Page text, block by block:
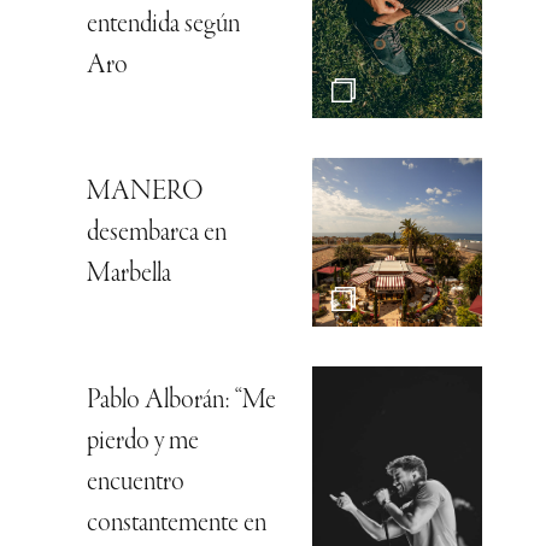
entendida según
Aro
MANERO
desembarca en
Marbella
Pablo Alborán: “Me
pierdo y me
encuentro
constantemente en